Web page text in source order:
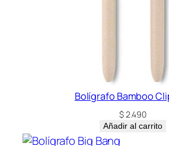
Bolígrafo Bamboo
$2.490
Añadir al carrito